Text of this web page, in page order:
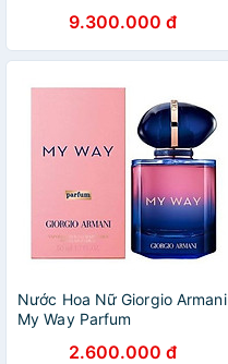
9.300.000 đ
Nước Hoa Nữ Giorgio Armani
My Way Parfum
2.600.000 đ